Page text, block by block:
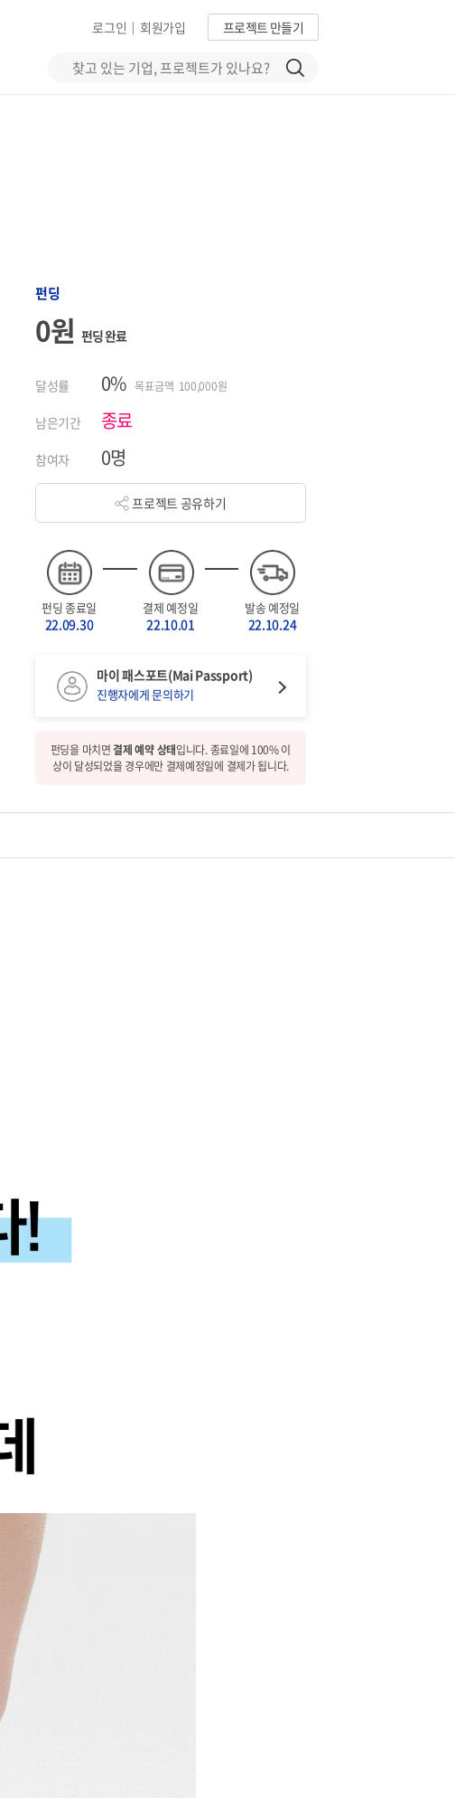
프로젝트 만들기
회원가입
|
로그인
펀딩
0원 펀딩 완료
달성률 0% 목표금액 100,000원
남은기간 종료
참여자 0명
프로젝트 공유하기
펀딩 종료일
22.09.30
결제 예정일
22.10.01
발송 예정일
22.10.24
마이 패스포트(Mai Passport)
진행자에게 문의하기
펀딩을 마치면결제 예약 상태입니다. 종료일에 100% 이
상이 달성되었을 경우에만 결제예정일에 결제가 됩니다.